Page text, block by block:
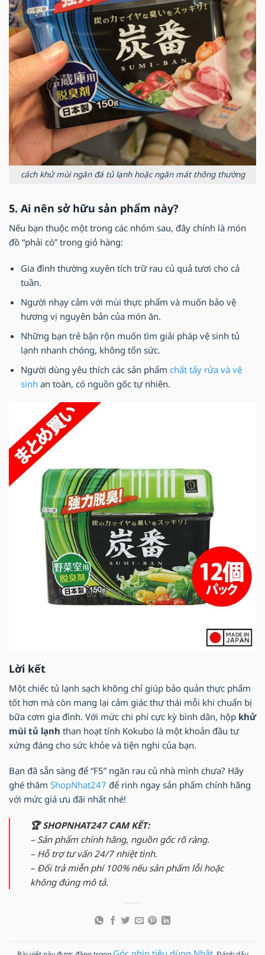
cách khử mùi ngăn đá tủ lạnh hoặc ngăn mát thông thường
5. Ai nên sở hữu sản phẩm này?
Nếu bạn thuộc một trong các nhóm sau, đây chính là món
đồ “phải có” trong giỏ hàng:
Gia đình thường xuyên tích trữ rau củ quả tươi cho cả
tuần.
Người nhạy cảm với mùi thực phẩm và muốn bảo vệ
hương vị nguyên bản của món ăn.
Những bạn trẻ bận rộn muốn tìm giải pháp vệ sinh tủ
lạnh nhanh chóng, không tốn sức.
Người dùng yêu thích các sản phẩm chất tẩy rửa và vệ
sinh an toàn, có nguồn gốc tự nhiên.
Lời kết
Một chiếc tủ lạnh sạch không chỉ giúp bảo quản thực phẩm
tốt hơn mà còn mang lại cảm giác thư thái mỗi khi chuẩn bị
bữa cơm gia đình. Với mức chi phí cực kỳ bình dân, hộp khử
mùi tủ lạnh than hoạt tính Kokubo là một khoản đầu tư
xứng đáng cho sức khỏe và tiện nghi của bạn.
Bạn đã sẵn sàng để “F5” ngăn rau củ nhà mình chưa? Hãy
ghé thăm ShopNhat247 để rinh ngay sản phẩm chính hãng
với mức giá ưu đãi nhất nhé!
🏆 SHOPNHAT247 CAM KẾT:
– Sản phẩm chính hãng, nguồn gốc rõ ràng.
– Hỗ trợ tư vấn 24/7 nhiệt tình.
– Đổi trả miễn phí 100% nếu sản phẩm lỗi hoặc
không đúng mô tả.